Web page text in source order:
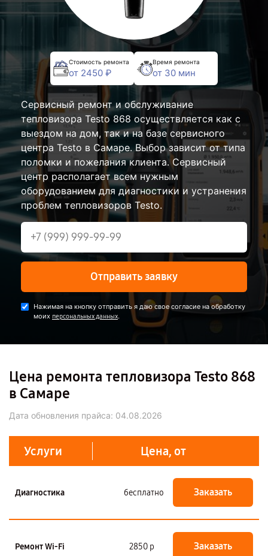
Стоимость ремонта
от 2450 ₽
Время ремонта
от 30 мин
Сервисный ремонт и обслуживание
тепловизора Testo 868 осуществляется как с
выездом на дом, так и на базе сервисного
центра Testo в Самаре. Выбор зависит от типа
поломки и пожелания клиента. Сервисный
центр располагает всем нужным
оборудованием для диагностики и устранения
проблем тепловизоров Testo.
Отправить заявку
Нажимая на кнопку отправить я даю свое согласие на обработку
моих персональных данных.
Цена ремонта тепловизора Testo 868
в Самаре
Дата обновления прайса: 04.08.2026
Услуги Цена, от
Диагностика бесплатно Заказать
Ремонт Wi-Fi 2850 р Заказать